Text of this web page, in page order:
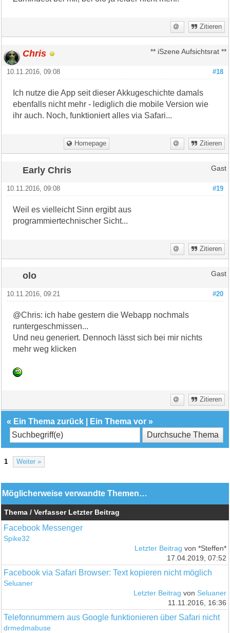
Zitieren
Chris ** iSzene Aufsichtsrat **
#18
10.11.2016, 09:08
Ich nutze die App seit dieser Akkugeschichte damals
ebenfalls nicht mehr - lediglich die mobile Version wie
ihr auch. Noch, funktioniert alles via Safari...
Homepage Zitieren
Early Chris Gast
#19
10.11.2016, 09:08
Weil es vielleicht Sinn ergibt aus
programmiertechnischer Sicht...
Zitieren
olo Gast
#20
10.11.2016, 09:21
@Chris: ich habe gestern die Webapp nochmals
runtergeschmissen...
Und neu generiert. Dennoch lässt sich bei mir nichts
mehr weg klicken
Zitieren
« Ein Thema zurück Ein Thema vor »
1 Weiter »
Möglicherweise verwandte Themen…
Thema / Verfasser Letzter Beitrag
Facebook Messenger
Spike32
Letzter Beitrag von *Steffen*
17.04.2019, 07:52
Facebook via Safari Browser: Text kopieren nicht möglich
Seluaner
Letzter Beitrag von Seluaner
11.11.2016, 16:36
Telefonnummern aus Google funktionieren über Safari nicht
drmedmabuse